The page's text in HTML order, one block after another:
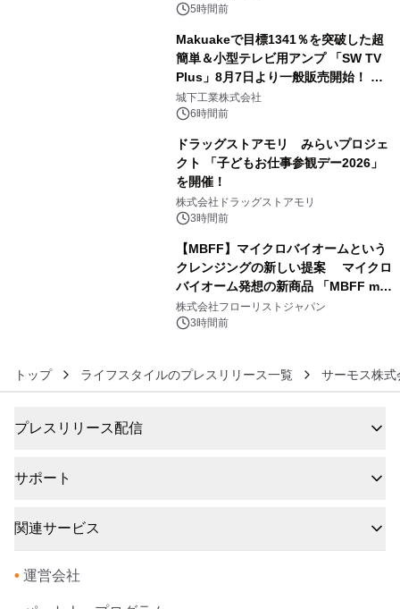
ルが8月7日(金)12時より先行予約受付
5時間前
Makuakeで目標1341％を突破した超
簡単＆小型テレビ用アンプ 「SW TV
Plus」8月7日より一般販売開始！ ケ
ーブル1本つなぐだけ、テレビの音が
ぐっと豊かに
城下工業株式会社
6時間前
ドラッグストアモリ みらいプロジェ
クト 「子どもお仕事参観デー2026」
を開催！
株式会社ドラッグストアモリ
3時間前
【MBFF】マイクロバイオームという
クレンジングの新しい提案 マイクロ
バイオーム発想の新商品 「MBFF mb
クレンジングPRO」を2026年8月6日
発売
株式会社フローリストジャパン
3時間前
トップ ライフスタイルのプレスリリース一覧 サーモス株式
プレスリリース配信
サポート
関連サービス
• 運営会社